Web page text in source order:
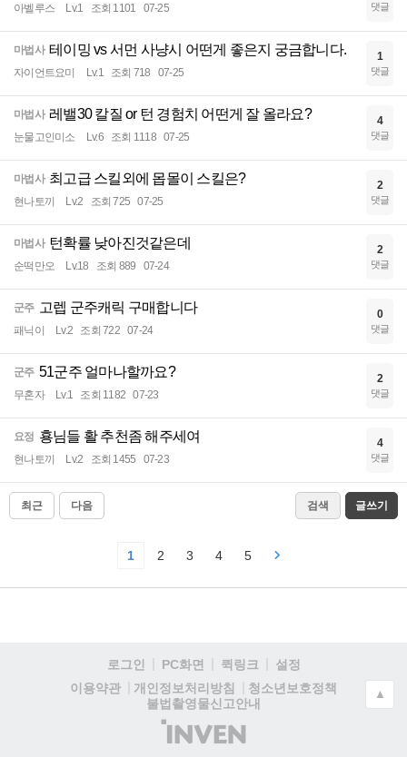
아벨루스 Lv.1 조회 1101 07-25 댓글
마법사 테이밍 vs 서먼 사냥시 어떤게 좋은지 궁금합니다.
자이언트요미 Lv.1 조회 718 07-25
1
댓글
마법사 레밸30 칼질 or 턴 경험치 어떤게 잘 올라요?
눈물고인미소 Lv.6 조회 1118 07-25
4
댓글
마법사 최고급 스킬외에 몹몰이 스킬은?
현나토끼 Lv.2 조회 725 07-25
2
댓글
마법사 턴확률 낮아진것같은데
순떡만오 Lv.18 조회 889 07-24
2
댓글
군주 고렙 군주캐릭 구매합니다
패닉이 Lv.2 조회 722 07-24
0
댓글
군주 51군주 얼마나할까요?
무혼자 Lv.1 조회 1182 07-23
2
댓글
요정 횽님들 활 추천좀 해주세여
현나토끼 Lv.2 조회 1455 07-23
4
댓글
최근 다음 검색 글쓰기
1 2 3 4 5
로그인 PC화면 퀵링크
설정
이용약관
개인정보처리방침
청소년보호정책
불법촬영물신고안내
(주)
인
▲